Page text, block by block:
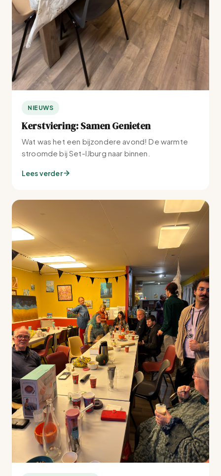
NIEUWS
Kerstviering: Samen Genieten
Wat was het een bijzondere avond! De warmte
stroomde bij Set-IJburg naar binnen.
Lees verder